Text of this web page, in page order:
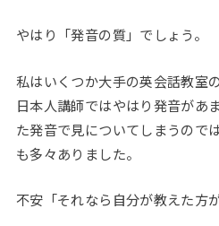
やはり「発音の質」でしょう。
私はいくつか大手の英会話教室
日本人講師ではやはり発音があ
た発音で見についてしまうので
も多々ありました。
不安「それなら自分が教えた方